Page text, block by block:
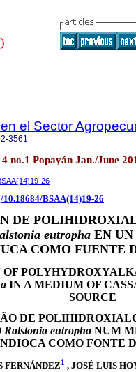
el Sector
3561
no.1 Popayán Jan./June
26
BSAA(14)19-26
DE
eutrophaEN UN
COMO FUENTE
IN A MEDIUM OF
SOURCE
DE
Ralstonia eutrophaNUM
COMO FONTE
FERNÁNDEZ1 , JOSÉ LUIS